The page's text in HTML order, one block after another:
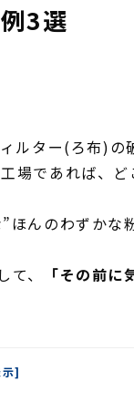
3選
ルター(ろ布)の
場であれば、
んのわずかな
、
「その前
]